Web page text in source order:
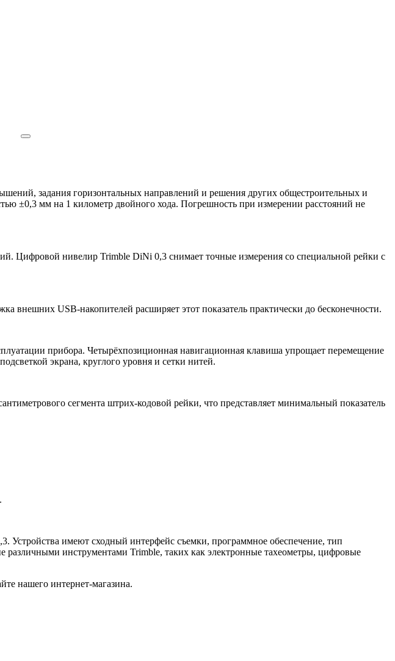
задания горизонтальных направлений и решения других общестроительных и
±0,3 мм на 1 километр двойного хода. Погрешность при измерении расстояний не
Цифровой нивелир Trimble DiNi 0,3 снимает точные измерения со специальной рейки с
внешних USB-накопителей расширяет этот показатель практически до бесконечности.
прибора. Четырёхпозиционная навигационная клавиша упрощает перемещение
экрана, круглого уровня и сетки нитей.
сегмента штрих-кодовой рейки, что представляет минимальный показатель
имеют сходный интерфейс съемки, программное обеспечение, тип
различными инструментами Trimble, таких как электронные тахеометры, цифровые
нашего интернет-магазина.